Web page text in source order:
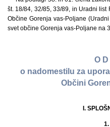
št. 18/84, 32/85, 33/89, in Uradni list
Občine Gorenja vas-Poljane
svet občine Gorenja vas-Poljane na
O
o nadomestilu za
Občini
I.